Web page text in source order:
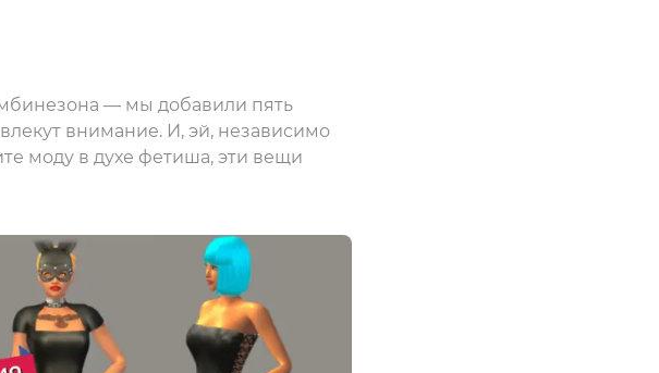
— мы добавили пять
внимание. И, эй, независимо
моду в духе фетиша, эти вещи